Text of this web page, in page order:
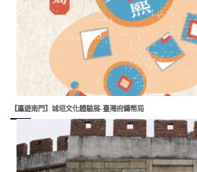
【屭遊南門】城垣文化體驗展-臺灣府鑄幣局